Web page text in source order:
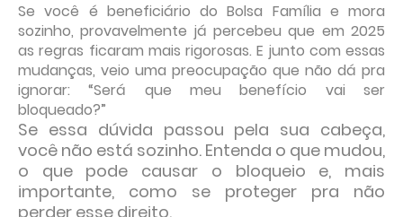
Se você é beneficiário do Bolsa Família e mora
sozinho, provavelmente já percebeu que em 2025
as regras ficaram mais rigorosas. E junto com essas
mudanças, veio uma preocupação que não dá pra
ignorar: “Será que meu benefício vai ser
bloqueado?”
Se essa dúvida passou pela sua cabeça,
você não está sozinho. Entenda o que mudou,
o que pode causar o bloqueio e, mais
importante, como se proteger pra não
perder esse direito.